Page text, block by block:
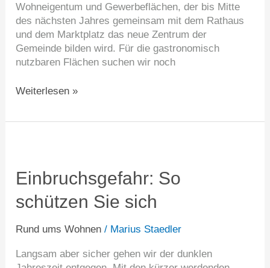
Wohneigentum und Gewerbeflächen, der bis Mitte
des nächsten Jahres gemeinsam mit dem Rathaus
und dem Marktplatz das neue Zentrum der
Gemeinde bilden wird. Für die gastronomisch
nutzbaren Flächen suchen wir noch
Weiterlesen »
Einbruchsgefahr: So
schützen Sie sich
Rund ums Wohnen / Marius Staedler
Langsam aber sicher gehen wir der dunklen
schützen
Sie
sich